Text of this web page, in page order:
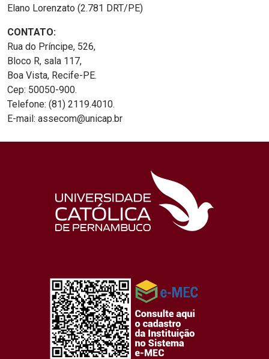
Elano Lorenzato (2.781 DRT/PE)
CONTATO:
Rua do Príncipe, 526,
Bloco R, sala 117,
Boa Vista, Recife-PE.
Cep: 50050-900.
Telefone: (81) 2119.4010.
E-mail: assecom@unicap.br